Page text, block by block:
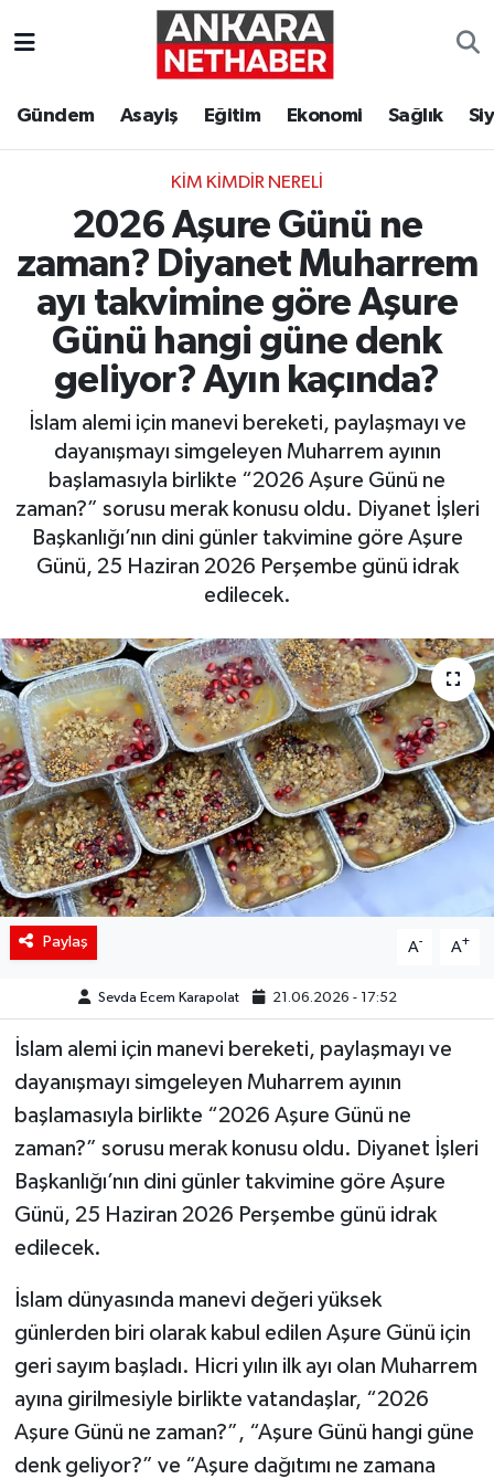
Gündem Asayiş Eğitim Ekonomi Sağlık
KIM KIMDIR NERELI
2026 Aşure Günü ne
zaman? Diyanet Muharrem
ayı takvimine göre Aşure
Günü hangi güne denk
geliyor? Ayın kaçında?
İslam alemi için manevi bereketi, paylaşmayı ve
dayanışmayı simgeleyen Muharrem ayının
başlamasıyla birlikte “2026 Aşure Günü ne
zaman?” sorusu merak konusu oldu. Diyanet İşleri
Başkanlığı’nın dini günler takvimine göre Aşure
Günü, 25 Haziran 2026 Perşembe günü idrak
edilecek.
Paylaş A- A+
Sevda Ecem Karapolat 21.06.2026 - 17:52
İslam alemi için manevi bereketi, paylaşmayı ve
dayanışmayı simgeleyen Muharrem ayının
başlamasıyla birlikte “2026 Aşure Günü ne
zaman?” sorusu merak konusu oldu. Diyanet İşleri
Başkanlığı’nın dini günler takvimine göre Aşure
Günü, 25 Haziran 2026 Perşembe günü idrak
edilecek.
İslam dünyasında manevi değeri yüksek
günlerden biri olarak kabul edilen Aşure Günü için
geri sayım başladı. Hicri yılın ilk ayı olan Muharrem
ayına girilmesiyle birlikte vatandaşlar, “2026
Aşure Günü ne zaman?”, “Aşure Günü hangi güne
denk geliyor?” ve “Aşure dağıtımı ne zamana
Ekonomi
Gündem
Kim Kimdir Nereli
Resmi İlanlar
Sağlık
Siyaset
Teknoloji
Yaşam
Ankara Hava Durumu
Tüm Manşetler
Son Dakika Haberleri
Haber Arşivi